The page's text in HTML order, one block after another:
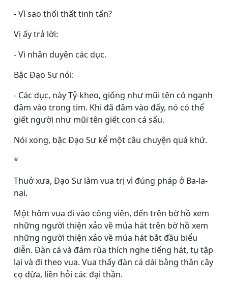
- Vì sao thối thất tinh tấn?
Vị ấy trả lời:
- Vì nhân duyên các dục.
Bậc Ðạo Sư nói:
- Các dục, này Tỷ-kheo, giống như mũi tên có ngạnh
đâm vào trong tim. Khi đã đâm vào đấy, nó có thể
giết người như mũi tên giết con cá sấu.
Nói xong, bậc Ðạo Sư kể một câu chuyện quá khứ.
*
Thuở xưa, Ðạo Sư làm vua trị vì đúng pháp ở Ba-la-
nại.
Một hôm vua đi vào công viên, đến trên bờ hồ xem
những người thiện xảo về múa hát trên bờ hồ xem
những người thiện xảo về múa hát bắt đầu biểu
diễn. Ðàn cá và đám rùa thích nghe tiếng hát, tụ tập
lại và đi theo vua. Vua thấy đàn cá dài bằng thân cây
cọ dừa, liền hỏi các đại thần.